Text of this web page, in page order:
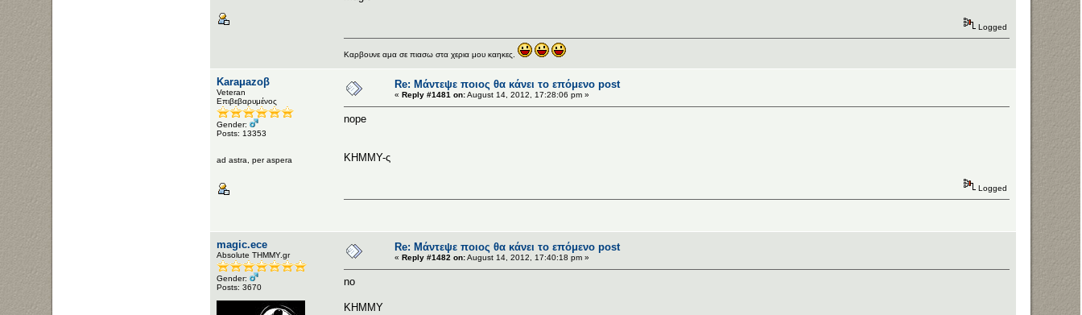
Logged
Καρβουνε αμα σε πιασω στα χερια μου καηκες.
Karaμazoβ
Veteran
Επιβεβαρυμένος
Gender:
Posts: 13353
ad astra, per aspera
Re: Μάντεψε ποιος θα κάνει το επόμενο post
« Reply #1481 on:August 14, 2012, 17:28:06 pm »
nope
KHMMY-ς
Logged
magic.ece
Αbsolute ΤΗΜΜΥ.gr
Gender:
Posts: 3670
Re: Μάντεψε ποιος θα κάνει το επόμενο post
« Reply #1482 on:August 14, 2012, 17:40:18 pm »
no
KHMMY